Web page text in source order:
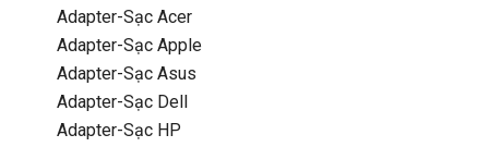
Adapter-Sạc Acer
Adapter-Sạc Apple
Adapter-Sạc Asus
Adapter-Sạc Dell
Adapter-Sạc HP